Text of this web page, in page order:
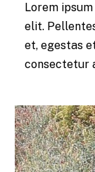
Lorem
elit.
et, egestas
consectetur